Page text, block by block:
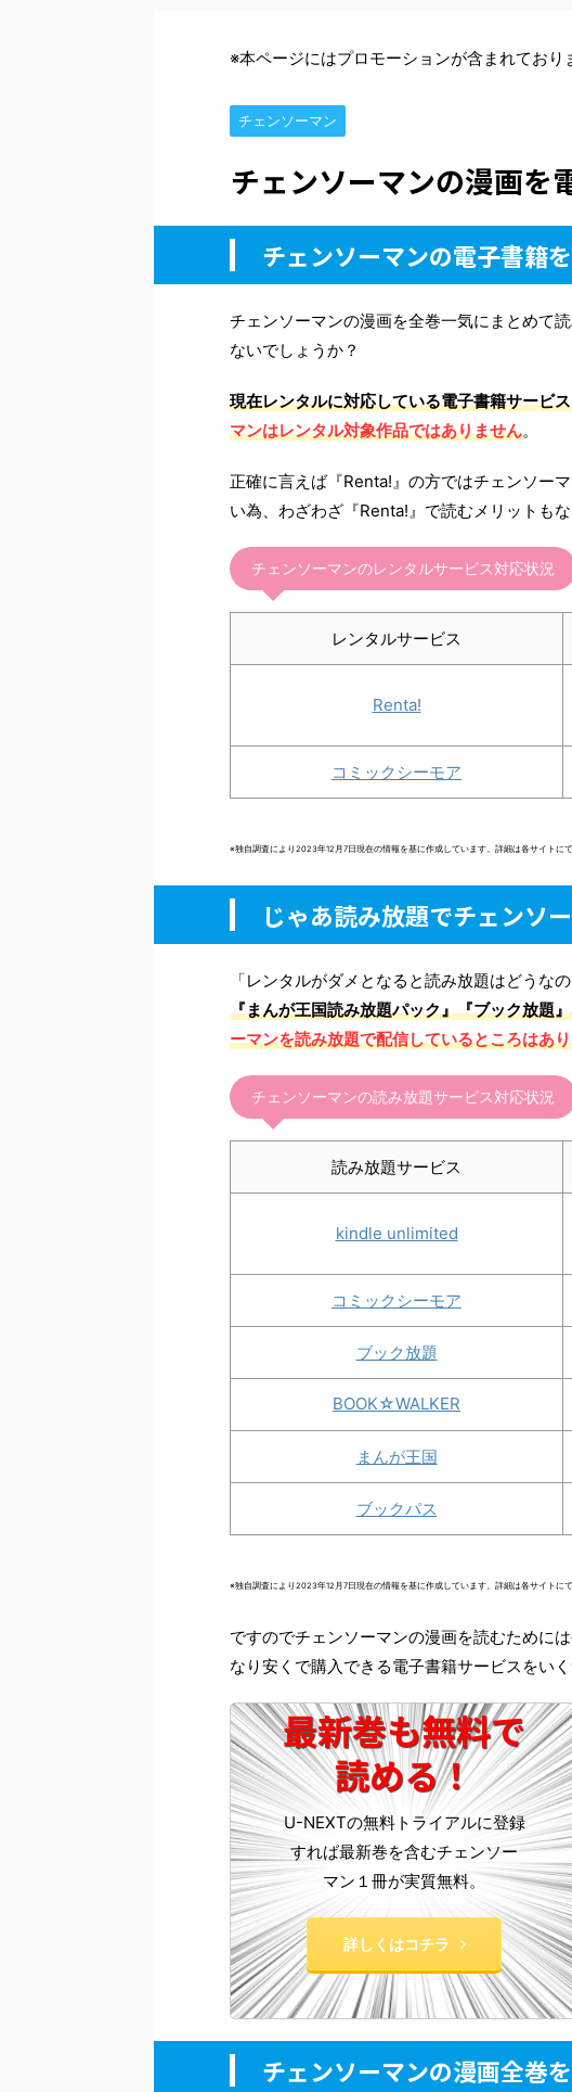
※本ページにはプロモーションが含まれており
チェンソーマン
チェンソーマンの漫画を
チェンソーマンの電子書籍
チェンソーマンの漫画を全巻一気にまとめて
ないでしょうか？
現在レンタルに対応している電子書籍サービ
マンはレンタル対象作品ではありません。
正確に言えば『Renta!』の方ではチェンソー
い為、わざわざ『Renta!』で読むメリットもな
チェンソーマンのレンタルサービス対応状況
レンタルサービス
Renta!
コミックシーモア
※独自調査により2023年12月7日現在の情報を基に作成しています。詳細は各サイトにて
じゃあ読み放題でチェンソ
「レンタルがダメとなると読み放題はどうな
『まんが王国読み放題パック』『ブック放題
ーマンを読み放題で配信しているところはあ
チェンソーマンの読み放題サービス対応状況
読み放題サービス
kindle unlimited
コミックシーモア
ブック放題
BOOK☆WALKER
まんが王国
ブックパス
※独自調査により2023年12月7日現在の情報を基に作成しています。詳細は各サイトにて
ですのでチェンソーマンの漫画を読むために
なり安くで購入できる電子書籍サービスをい
最新巻も無料で
読める！
U-NEXTの無料トライアルに登録
すれば最新巻を含むチェンソー
マン１冊が実質無料。
詳しくはコチラ
チェンソーマンの漫画全巻